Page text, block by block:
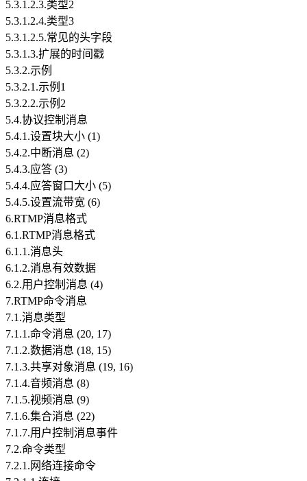
5.3.1.2.3.类型2
5.3.1.2.4.类型3
5.3.1.2.5.常见的头字段
5.3.1.3.扩展的时间戳
5.3.2.示例
5.3.2.1.示例1
5.3.2.2.示例2
5.4.协议控制消息
5.4.1.设置块大小 (1)
5.4.2.中断消息 (2)
5.4.3.应答 (3)
5.4.4.应答窗口大小 (5)
5.4.5.设置流带宽 (6)
6.RTMP消息格式
6.1.RTMP消息格式
6.1.1.消息头
6.1.2.消息有效数据
6.2.用户控制消息 (4)
7.RTMP命令消息
7.1.消息类型
7.1.1.命令消息 (20, 17)
7.1.2.数据消息 (18, 15)
7.1.3.共享对象消息 (19, 16)
7.1.4.音频消息 (8)
7.1.5.视频消息 (9)
7.1.6.集合消息 (22)
7.1.7.用户控制消息事件
7.2.命令类型
7.2.1.网络连接命令